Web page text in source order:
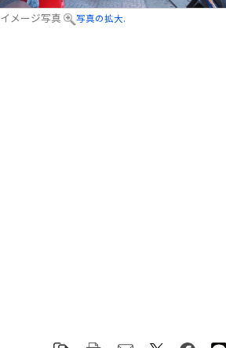
イメージ写真 写真の拡大.